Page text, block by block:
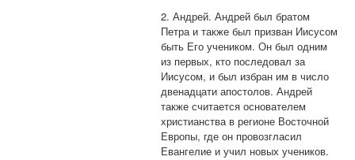
2. Андрей. Андрей был братом
Петра и также был призван Иисусом
быть Его учеником. Он был одним
из первых, кто последовал за
Иисусом, и был избран им в число
двенадцати апостолов. Андрей
также считается основателем
христианства в регионе Восточной
Европы, где он провозгласил
Евангелие и учил новых учеников.